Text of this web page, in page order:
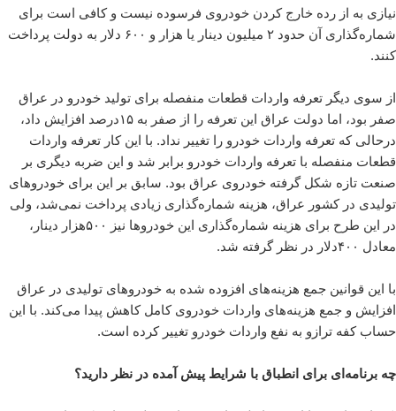
نیازی به از رده خارج کردن خودروی فرسوده نیست و کافی است برای
شماره‌گذاری آن حدود ۲ میلیون دینار یا هزار و ۶۰۰ دلار به دولت پرداخت
کنند.
از سوی دیگر تعرفه واردات قطعات منفصله برای تولید خودرو در عراق
صفر بود، اما دولت عراق این تعرفه را از صفر به ۱۵درصد افزایش داد،
درحالی که تعرفه واردات خودرو را تغییر نداد. با این کار تعرفه واردات
قطعات منفصله با تعرفه واردات خودرو برابر شد و این ضربه دیگری بر
صنعت تازه شکل گرفته خودروی عراق بود. سابق بر این برای خودروهای
تولیدی در کشور عراق، هزینه شماره‌گذاری زیادی پرداخت نمی‌شد، ولی
در این طرح برای هزینه شماره‌گذاری این خودروها نیز ۵۰۰هزار دینار،
معادل ۴۰۰دلار در نظر گرفته شد.
با این قوانین جمع هزینه‌های افزوده شده به خودروهای تولیدی در عراق
افزایش و جمع هزینه‌های واردات خودروی کامل کاهش پیدا می‌کند. با این
حساب کفه ترازو به نفع واردات خودرو تغییر کرده است.
چه برنامه‌ای برای انطباق با شرایط پیش آمده در نظر دارید؟